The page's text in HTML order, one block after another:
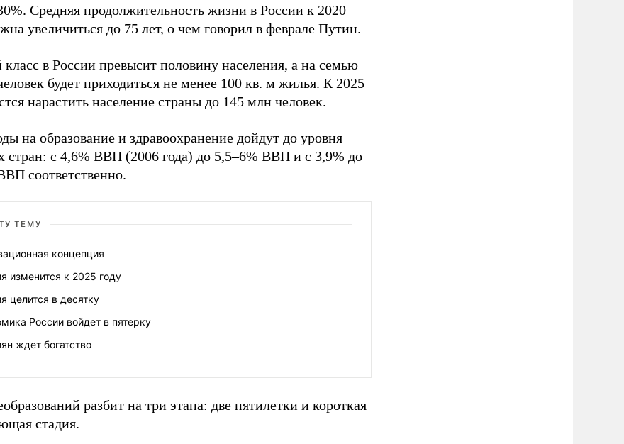
Средняя продолжительность жизни в России к 2020
увеличиться до 75 лет, о чем говорил в феврале Путин.
в России превысит половину населения, а на семью
будет приходиться не менее 100 кв. м жилья. К 2025
нарастить население страны до 145 млн человек.
на образование и здравоохранение дойдут до уровня
стран: с 4,6% ВВП (2006 года) до 5,5–6% ВВП и с 3,9% до
соответственно.
ТЕМУ
концепция
изменится к 2025 году
целится в десятку
России войдет в пятерку
ждет богатство
разбит на три этапа: две пятилетки и короткая
стадия.